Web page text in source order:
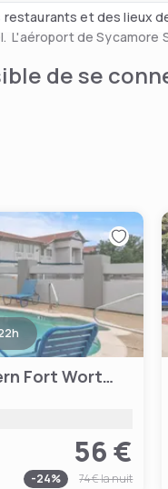
et des lieux
L'aéroport de Sycamore
de se
SureStay Plus by Best Western Fort Worth Benbrook
56 €
-24% 74 €la nuit